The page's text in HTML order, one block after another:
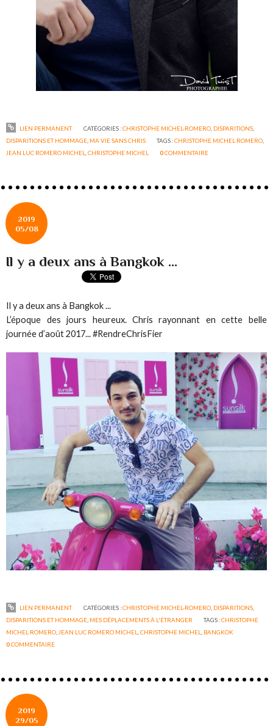
LIEN PERMANENT CATÉGORIES :CHRISTOPHE MICHEL-ROMERO, DISPARITIONS,
DISPARITIONS ET HOMMAGE MA VIE SANS CHRIS TAGS :CHRISTOPHE MICHEL ROMERO
JEAN LUC ROMERO MICHEL ,CHRISTOPHE MICHEL 0COMMENTAIRE
2019
05/08
Il y a deux ans à Bangkok ...
Il y a deux ans à Bangkok ...
L’époque des jours heureux. Chris rayonnant en cette belle
journée d’août 2017... #RendreChrisFier
LIEN PERMANENT CATÉGORIES :CHRISTOPHE MICHEL-ROMERO, DISPARITIONS,
DISPARITIONS ET HOMMAGE MES DÉPLACEMENTS À L'ÉTRANGER TAGS :CHRISTOPHE
MICHEL ROMERO JEAN LUC ROMERO MICHEL ,CHRISTOPHE MICHEL
BANGKOK
0COMMENTAIRE
2019
29/05